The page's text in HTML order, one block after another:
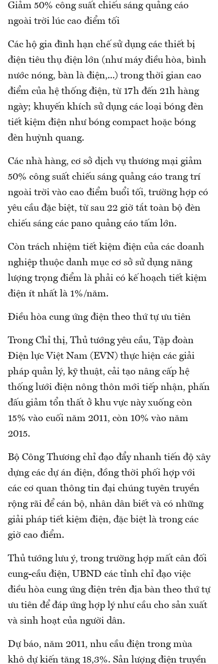
Giảm 50% công suất chiếu sáng quảng cáo
ngoài trời lúc cao điểm tối
Các hộ gia đình hạn chế sử dụng các thiết bị
điện tiêu thụ điện lớn (như máy điều hòa, bình
nước nóng, bàn là điện,...) trong thời gian cao
điểm của hệ thống điện, từ 17h đến 21h hàng
ngày; khuyến khích sử dụng các loại bóng đèn
tiết kiệm điện như bóng compact hoặc bóng
đèn huỳnh quang.
Các nhà hàng, cơ sở dịch vụ thương mại giảm
50% công suất chiếu sáng quảng cáo trang trí
ngoài trời vào cao điểm buổi tối, trường hợp có
yêu cầu đặc biệt, từ sau 22 giờ tắt toàn bộ đèn
chiếu sáng các pano quảng cáo tấm lớn.
Còn trách nhiệm tiết kiệm điện của các doanh
nghiệp thuộc danh mục cơ sở sử dụng năng
lượng trọng điểm là phải có kế hoạch tiết kiệm
điện ít nhất là 1%/năm.
Điều hòa cung ứng điện theo thứ tự ưu tiên
Trong Chỉ thị, Thủ tướng yêu cầu, Tập đoàn
Điện lực Việt Nam (EVN) thực hiện các giải
pháp quản lý, kỹ thuật, cải tạo nâng cấp hệ
thống lưới điện nông thôn mới tiếp nhận, phấn
đấu giảm tổn thất ở khu vực này xuống còn
15% vào cuối năm 2011, còn 10% vào năm
2015.
Bộ Công Thương chỉ đạo đẩy nhanh tiến độ xây
dựng các dự án điện, đồng thời phối hợp với
các cơ quan thông tin đại chúng tuyên truyền
rộng rãi để cán bộ, nhân dân biết và có những
giải pháp tiết kiệm điện, đặc biệt là trong các
giờ cao điểm.
Thủ tướng lưu ý, trong trường hợp mất cân đối
cung-cầu điện, UBND các tỉnh chỉ đạo việc
điều hòa cung ứng điện trên địa bàn theo thứ tự
ưu tiên để đáp ứng hợp lý như cầu cho sản xuất
và sinh hoạt của người dân.
Dự báo, năm 2011, nhu cầu điện trong mùa
khô dự kiến tăng 18,3%. Sản lượng điện truyền